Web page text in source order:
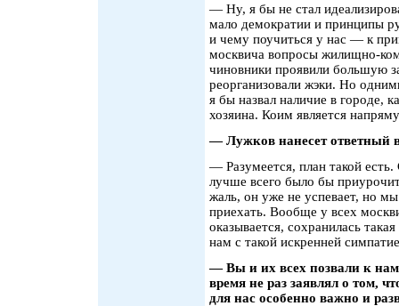
— Ну, я бы не стал
мало демократии и принципы
и чему поучиться у нас — к
москвича вопросы жилищно-
чиновники проявили большую
реорганизовали жэки. Но
я бы назвал наличие в городе,
хозяина. Коим является
— Лужков нанесет ответный
— Разумеется, план такой
лучше всего было бы
жаль, он уже не успевает, но
приехать. Вообще у всех
оказывается, сохранилась
нам с такой искренней
— Вы и их всех позвали к нам
время не раз заявлял о том,
для нас особенно важно и